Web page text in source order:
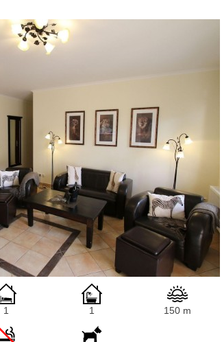
1 1 150 m